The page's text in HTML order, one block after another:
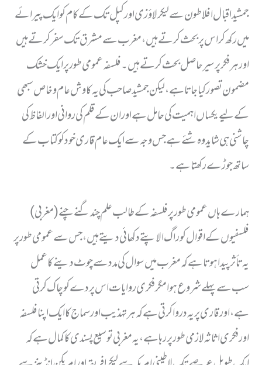
جمشید اقبال افلاطون سے لیکر لاؤزی اور کپل تک کے کام کو ایک پیرائے
میں رکھ کر اس پر بحث کرتے ہیں، مغرب سے مشرق تک سفر کرتے ہیں
اور ہر فکر پر سیر حاصل بحث کرتے ہیں۔ فلسفہ عمومی طور پر ایک خشک
مضمون تصور کیا جاتا ہے، لیکن جمشید صاحب کی یہ کاوش عام و خاص سبھی
کے لیے یکساں اہمیت کی حامل ہے اور ان کے قلم کی روانی اور الفاظ کی
چاشنی ہی شاید وہ شئے ہے جس وجہ سے ایک عام قاری خود کو کتاب کے
ساتھ جوڑے رکھتا ہے۔
ہمارے ہاں عمومی طور پر فلسفہ کے طالب علم چند گنے چنے (مغربی)
فلسفیوں کے اقوال کو راگ الاپتے دکھائی دیتے ہیں، جس سے عمومی طور پر
یہ تأثر پیدا ہوتا ہے کہ مغرب میں سوال کی مدد سے چوٹ دینے کا عمل
سب سے پہلے شروع ہوا مگر فکری روایات اس پردے کو چاک کرتی
ہے، اور قاری پر یہ در وا کرتی ہے کہ ہر تہذیب اور سماج کا ایک اپنا فلسفہ
اور فکری اثاثہ لازمی طور پر رہا ہے، یہ مغربی توسیع پسندی کا کمال ہے کہ